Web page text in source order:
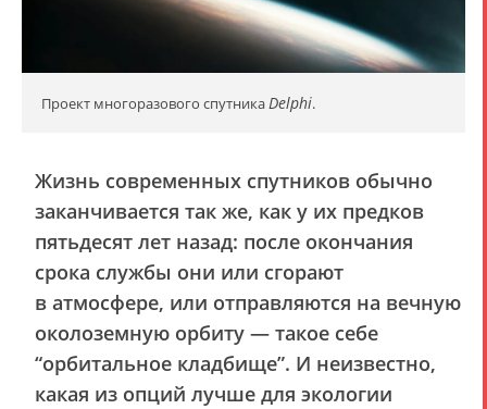
Проект многоразового спутника Delphi.
Жизнь современных спутников обычно
заканчивается так же, как у их предков
пятьдесят лет назад: после окончания
срока службы они или сгорают
в атмосфере, или отправляются на вечную
околоземную орбиту — такое себе
“орбитальное кладбище”. И неизвестно,
какая из опций лучше для экологии